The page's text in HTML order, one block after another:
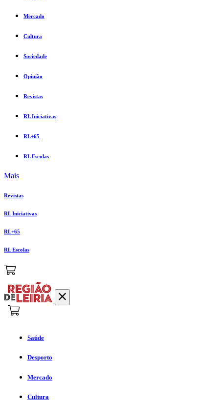
Mercado
Cultura
Sociedade
Opinião
Revistas
RL Iniciativas
RL+65
RL Escolas
Mais
Revistas
RL Iniciativas
RL+65
RL Escolas
Saúde
Desporto
Mercado
Cultura